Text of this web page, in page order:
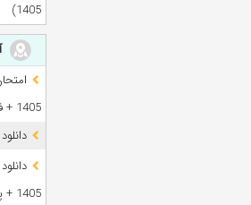
1405)
1405 + فایل صوتی
1405 + پاسخ